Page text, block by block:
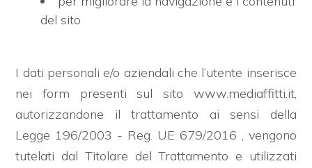
del sito
I dati personali e/o aziendali che l’utente inserisce
nei form presenti sul sito www.mediaffitti.it,
autorizzandone il trattamento ai sensi della
Legge 196/2003 - Reg. UE 679/2016 , vengono
tutelati dal Titolare del Trattamento e utilizzati
Locali
minimi
Qualsiasi